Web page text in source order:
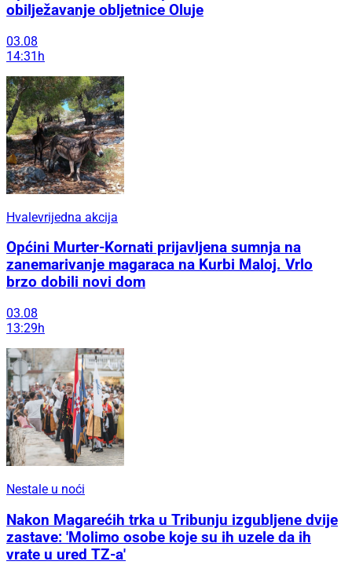
obilježavanje obljetnice Oluje
03.08
14:31h
Hvalevrijedna akcija
Općini Murter-Kornati prijavljena sumnja na
zanemarivanje magaraca na Kurbi Maloj. Vrlo
brzo dobili novi dom
03.08
13:29h
Nestale u noći
Nakon Magarećih trka u Tribunju izgubljene dvije
zastave: 'Molimo osobe koje su ih uzele da ih
vrate u ured TZ-a'